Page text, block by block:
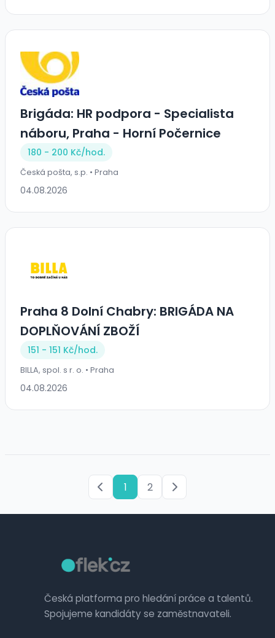
Brigáda: HR podpora - Specialista
náboru, Praha - Horní Počernice
180 - 200 Kč/hod.
Česká pošta, s.p. • Praha
04.08.2026
Praha 8 Dolní Chabry: BRIGÁDA NA
DOPLŇOVÁNÍ ZBOŽÍ
151 - 151 Kč/hod.
BILLA, spol. s r. o. • Praha
04.08.2026
1 2
Česká platforma pro hledání práce a talentů.
Spojujeme kandidáty se zaměstnavateli.